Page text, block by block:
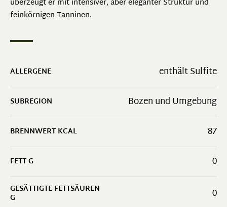
ALLERGENE enthält Sulfite
SUBREGION Bozen und Umgebung
BRENNWERT KCAL 87
FETT G 0
GESÄTTIGTE FETTSÄUREN
G 0
überzeugt er mit intensiver, aber eleganter Struktur und
feinkörnigen Tanninen.